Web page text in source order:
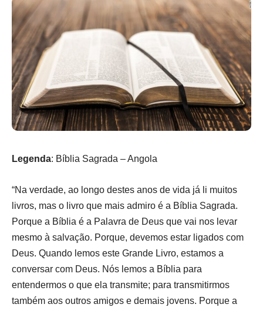
Legenda: Bíblia Sagrada – Angola
“Na verdade, ao longo destes anos de vida já li muitos
livros, mas o livro que mais admiro é a Bíblia Sagrada.
Porque a Bíblia é a Palavra de Deus que vai nos levar
mesmo à salvação. Porque, devemos estar ligados com
Deus. Quando lemos este Grande Livro, estamos a
conversar com Deus. Nós lemos a Bíblia para
entendermos o que ela transmite; para transmitirmos
também aos outros amigos e demais jovens. Porque a